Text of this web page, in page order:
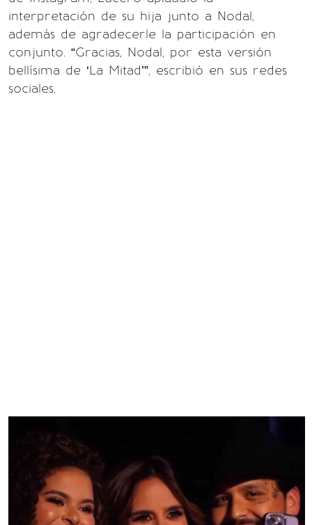
interpretación de su hija junto a Nodal,
además de agradecerle la participación en
conjunto. “Gracias, Nodal, por esta versión
bellísima de ‘La Mitad’”, escribió en sus redes
sociales.